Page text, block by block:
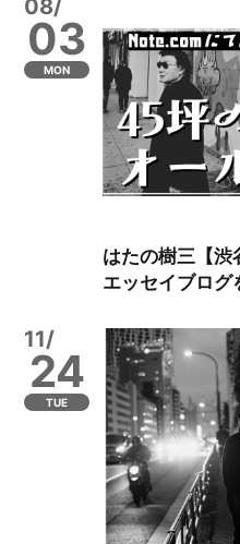
08/
03
MON
はたの樹三【渋
エッセイブログ
11/
24
TUE